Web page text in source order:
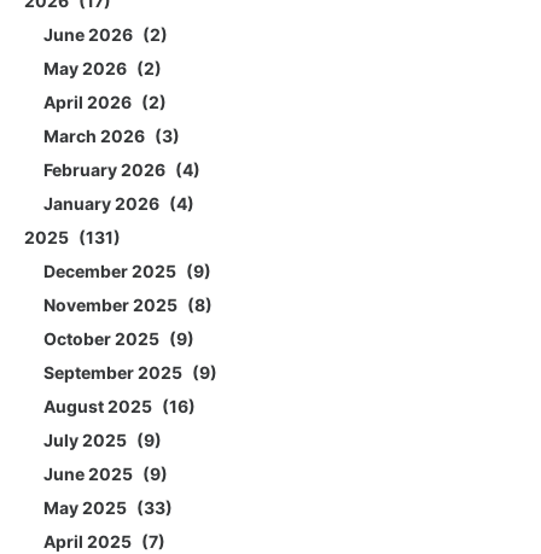
June 2026
2
May 2026
2
April 2026
2
March 2026
3
February 2026
4
January 2026
4
2025
131
December 2025
9
November 2025
8
October 2025
9
September 2025
9
August 2025
16
July 2025
9
June 2025
9
May 2025
33
April 2025
7